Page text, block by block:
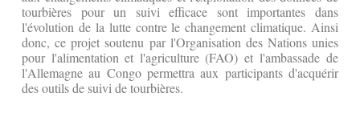
tourbières pour un suivi efficace sont importantes dans
l'évolution de la lutte contre le changement climatique. Ainsi
donc, ce projet soutenu par l'Organisation des Nations unies
pour l'alimentation et l'agriculture (FAO) et l'ambassade de
l'Allemagne au Congo permettra aux participants d'acquérir
des outils de suivi de tourbières.